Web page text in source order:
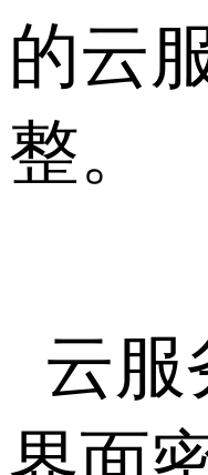
的云
整。
云服